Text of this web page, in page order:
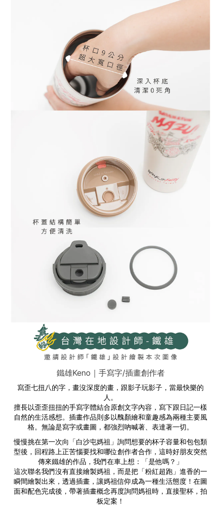
鐵雄Keno｜手寫字/插畫創作者
寫歪七扭八的字，畫沒深度的畫，跟影子玩影子，當最快樂的
人。
擅長以歪歪扭扭的手寫字體結合原創文字內容，寫下跟日記一樣
自然的生活感想。插畫作品則多以醜顏繪和童趣感為兩種主要風
格。無論是寫字或畫圖，都強烈吶喊著、表達著一切。
慢慢挑在第一次向「白沙屯媽祖」詢問想要的杯子容量和包包類
型後，回程路上正苦惱要找和哪位創作者合作，這時好朋友突然
傳來鐵雄的作品，我們在車上想：「是他嗎？」
這次聯名我們沒有直接繪製媽祖，而是把「粉紅超跑」進香的一
瞬間繪製出來，透過插畫，讓媽祖信仰成為一種生活態度！在圖
面和配色完成後，帶著插畫概念再度詢問媽祖時，直接聖杯，拍
板定案！